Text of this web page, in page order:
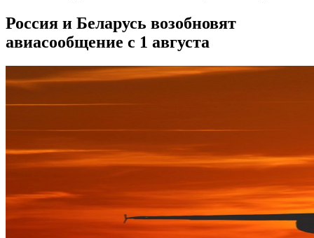
Россия и Беларусь возобновят
авиасообщение с 1 августа